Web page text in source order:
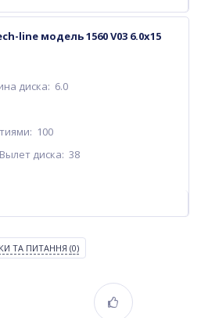
line модель 1560 V03 6.0х15
диска: 6.0
100
Вылет диска: 38
ТА ПИТАННЯ (0)